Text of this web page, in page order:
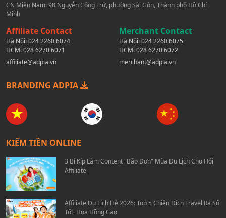
CN Miền Nam: 98 Nguyễn Công Trứ, phường Sài Gòn, Thành phố Hồ Chí
Minh
Affiliate Contact
Hà Nội:024 2260 6074
HCM:028 6270 6071
affiliate@adpia.vn
Merchant Contact
Hà Nội:024 2260 6075
HCM:028 6270 6072
merchant@adpia.vn
BRANDING ADPIA
KIẾM TIỀN ONLINE
3 Bí Kíp Làm Content "Bão Đơn" Mùa Du Lịch Cho Hội
Affiliate
Affiliate Du Lịch Hè 2026: Top 5 Chiến Dịch Travel Ra Số
Tốt, Hoa Hồng Cao